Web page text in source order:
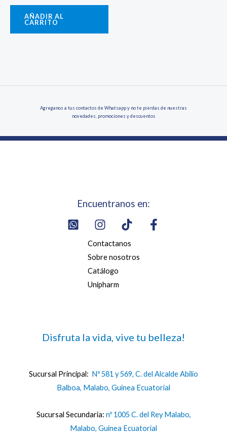
AÑADIR AL
CARRITO
Agreganos a tus contactos de Whatsapp y no te pierdas de nuestras
novedades, promociones y descuentos
Encuentranos en:
Contactanos
Sobre nosotros
Catálogo
Unipharm
Disfruta la vida, vive tu belleza!
Sucursal Principal: Nº 581 y 569, C. del Alcalde Abilio
Balboa, Malabo, Guinea Ecuatorial
Sucursal Secundaria: nº 1005 C. del Rey Malabo,
Malabo, Guinea Ecuatorial